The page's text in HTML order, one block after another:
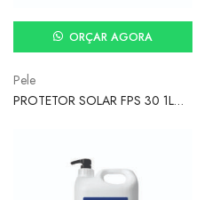
ORÇAR AGORA
Pele
PROTETOR SOLAR FPS 30 1L